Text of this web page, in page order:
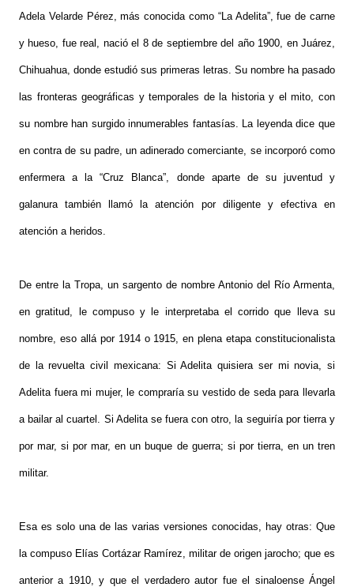
Adela Velarde Pérez, más conocida como “La Adelita”, fue de carne
y hueso, fue real, nació el 8 de septiembre del año 1900, en Juárez,
Chihuahua, donde estudió sus primeras letras. Su nombre ha pasado
las fronteras geográficas y temporales de la historia y el mito, con
su nombre han surgido innumerables fantasías. La leyenda dice que
en contra de su padre, un adinerado comerciante, se incorporó como
enfermera a la “Cruz Blanca”, donde aparte de su juventud y
galanura también llamó la atención por diligente y efectiva en
atención a heridos.
De entre la Tropa, un sargento de nombre Antonio del Río Armenta,
en gratitud, le compuso y le interpretaba el corrido que lleva su
nombre, eso allá por 1914 o 1915, en plena etapa constitucionalista
de la revuelta civil mexicana: Si Adelita quisiera ser mi novia, si
Adelita fuera mi mujer, le compraría su vestido de seda para llevarla
a bailar al cuartel. Si Adelita se fuera con otro, la seguiría por tierra y
por mar, si por mar, en un buque de guerra; si por tierra, en un tren
militar.
Esa es solo una de las varias versiones conocidas, hay otras: Que
la compuso Elías Cortázar Ramírez, militar de origen jarocho; que es
anterior a 1910, y que el verdadero autor fue el sinaloense Ángel